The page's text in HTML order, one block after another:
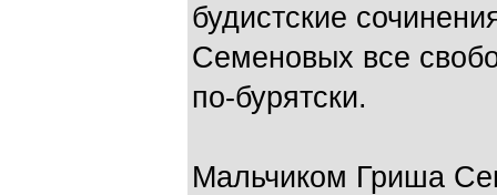
будистские
Семеновых все
по-бурятски.
Мальчиком Гриша